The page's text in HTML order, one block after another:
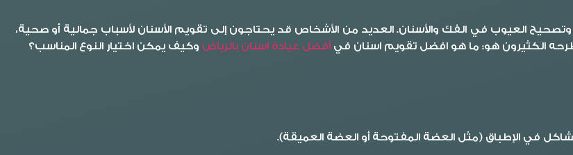
وتصحيح العيوب في الفك والأسنان. العديد من الأشخاص قد يحتاجون إلى تقويم الأسنان لأسباب جمالية أو صحية،
الكثيرون هو: ما هو افضل تقويم اسنان في أفضل عيادة اسنان بالرياض وكيف يمكن اختيار النوع المناسب؟
في الإطباق (مثل العضة المفتوحة أو العضة العميقة).